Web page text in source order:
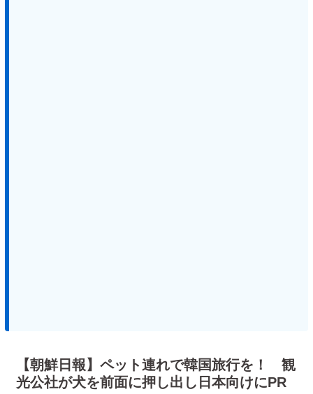
【朝鮮日報】ペット連れで韓国旅行を！ 観
光公社が犬を前面に押し出し日本向けにPR